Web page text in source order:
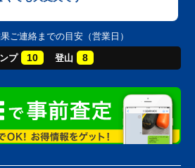
ご連絡までの目安（営業日）
プ 10 登山 8